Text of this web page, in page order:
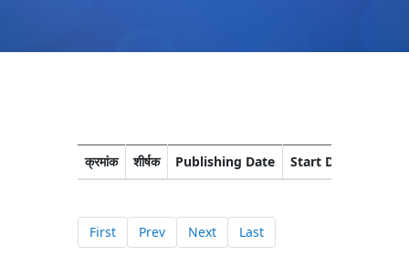
क्रमांक शीर्षक Publishing Date Start Date
First Prev Next Last